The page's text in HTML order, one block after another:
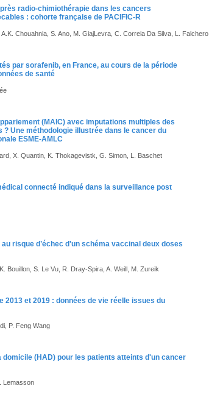
radio-chimiothérapie dans les cancers
: cohorte française de PACIFIC-R
Chouahnia, S. Ano, M. GiajLevra, C. Correia Da Silva, L. Falchero
par sorafenib, en France, au cours de la période
de santé
(MAIC) avec imputations multiples des
Une méthodologie illustrée dans le cancer du
ESME-AMLC
X. Quantin, K. Thokagevistk, G. Simon, L. Baschet
connecté indiqué dans la surveillance post
risque d’échec d'un schéma vaccinal deux doses
Bouillon, S. Le Vu, R. Dray-Spira, A. Weill, M. Zureik
et 2019 : données de vie réelle issues du
P. Feng Wang
(HAD) pour les patients atteints d'un cancer
Lemasson